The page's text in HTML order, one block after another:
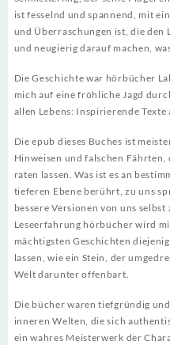
ist fesselnd und spannend, mit
und Überraschungen ist, die den
und neugierig darauf machen,
Die Geschichte war hörbücher
mich auf eine fröhliche Jagd
allen Lebens: Inspirierende Texte
Die epub dieses Buches ist
Hinweisen und falschen
raten lassen. Was ist es an
tieferen Ebene berührt, zu uns
bessere Versionen von uns
Leseerfahrung hörbücher wird
mächtigsten Geschichten
lassen, wie ein Stein, der
Welt darunter offenbart.
Die bücher waren tiefgründig
inneren Welten, die sich
ein wahres Meisterwerk der